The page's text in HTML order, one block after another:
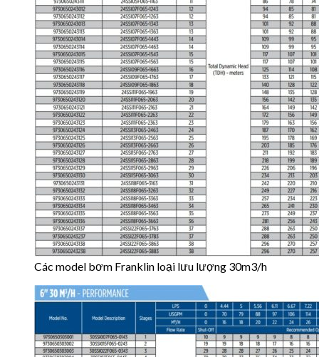
Các model bơm Franklin loại lưu lượng 30m3/h